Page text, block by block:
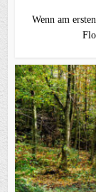
Wenn am